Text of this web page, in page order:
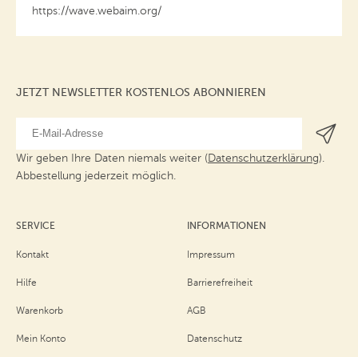
https://wave.webaim.org/
JETZT NEWSLETTER KOSTENLOS ABONNIEREN
Wir geben Ihre Daten niemals weiter (Datenschutzerklärung).
Abbestellung jederzeit möglich.
SERVICE
Kontakt
Hilfe
Warenkorb
Mein Konto
INFORMATIONEN
Impressum
Barrierefreiheit
AGB
Datenschutz